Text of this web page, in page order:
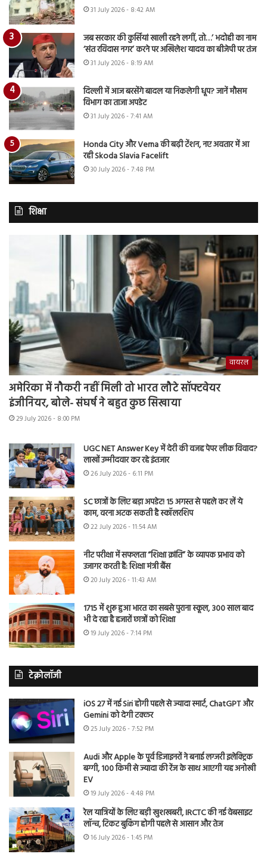
31 July 2026 - 8:42 AM
जब सरकार की कुर्सियां खाली रहने लगीं, तो…’ भदोही का नाम
‘संत रविदास नगर’ करने पर अखिलेश यादव का बीजेपी पर तंज
31 July 2026 - 8:19 AM
दिल्ली में आज बरसेंगे बादल या निकलेगी धूप? जानें मौसम
विभाग का ताजा अपडेट
31 July 2026 - 7:41 AM
Honda City और Verna की बढ़ी टेंशन, नए अवतार में आ
रही Skoda Slavia Facelift
30 July 2026 - 7:48 PM
शिक्षा
वायरल
अमेरिका में नौकरी नहीं मिली तो भारत लौटे सॉफ्टवेयर
इंजीनियर, बोले- संघर्ष ने बहुत कुछ सिखाया
29 July 2026 - 8:00 PM
UGC NET Answer Key में देरी की वजह पेपर लीक विवाद?
लाखों उम्मीदवार कर रहे इंतजार
26 July 2026 - 6:11 PM
SC छात्रों के लिए बड़ा अपडेट! 15 अगस्त से पहले कर लें ये
काम, वरना अटक सकती है स्कॉलरशिप
22 July 2026 - 11:54 AM
नीट परीक्षा में सफलता “शिक्षा क्रांति” के व्यापक प्रभाव को
उजागर करती है: शिक्षा मंत्री बैंस
20 July 2026 - 11:43 AM
1715 में शुरू हुआ भारत का सबसे पुराना स्कूल, 300 साल बाद
भी दे रहा है हजारों छात्रों को शिक्षा
19 July 2026 - 7:14 PM
टेक्नोलॉजी
iOS 27 में नई Siri होगी पहले से ज्यादा स्मार्ट, ChatGPT और
Gemini को देगी टक्कर
25 July 2026 - 7:52 PM
Audi और Apple के पूर्व डिजाइनरों ने बनाई लग्जरी इलेक्ट्रिक
बग्गी, 100 किमी से ज्यादा की रेंज के साथ आएगी यह अनोखी
EV
19 July 2026 - 4:48 PM
रेल यात्रियों के लिए बड़ी खुशखबरी, IRCTC की नई वेबसाइट
लॉन्च, टिकट बुकिंग होगी पहले से आसान और तेज
16 July 2026 - 1:45 PM